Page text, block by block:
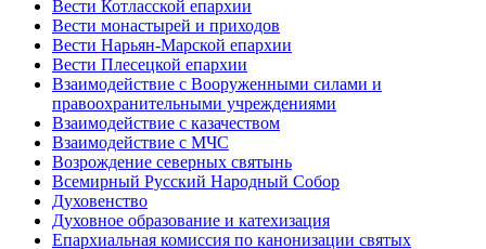
Вести Котласской епархии
Вести монастырей и приходов
Вести Нарьян-Марской епархии
Вести Плесецкой епархии
Взаимодействие с Вооруженными силами и
правоохранительными учреждениями
Взаимодействие с казачеством
Взаимодействие с МЧС
Возрождение северных святынь
Всемирный Русский Народный Собор
Духовенство
Духовное образование и катехизация
Епархиальная комиссия по канонизации святых